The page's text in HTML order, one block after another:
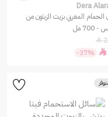
Dera
الحمام المغربي بزيت الزيتون من
700 مل


-37%